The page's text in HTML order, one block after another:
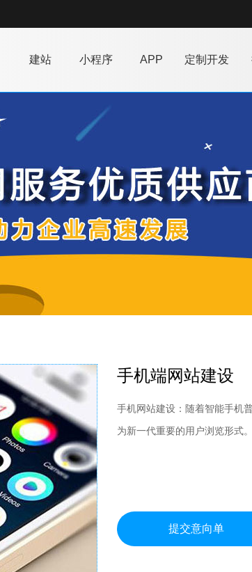
建站 小程序 APP 定制开发
手机端网站建设
手机网站建设：随着智能手机
为新一代重要的用户浏览形式
提交意向单